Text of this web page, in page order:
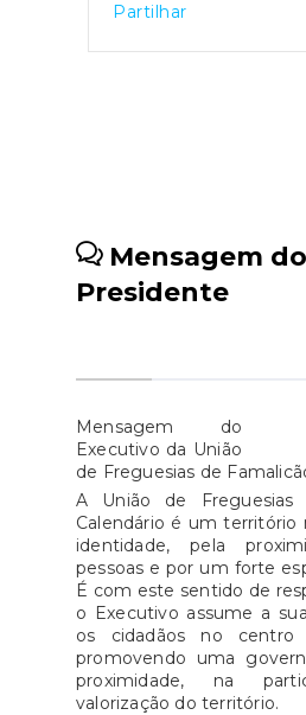
manutenção na
dos marcos de
corte de
água na zona
envolvente do
da PSP,
Rua Barão da
25 de Abril.
Partilhar
Mensagem do
Presidente
Mensagem do
Executivo da União
de Freguesias de
A União de Freguesias
Calendário é um território
identidade, pela
pessoas e por um forte
É com este sentido de
o Executivo assume a
os cidadãos no centro
promovendo uma
proximidade, na
valorização do território.